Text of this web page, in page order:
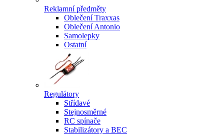
Reklamní předměty
Oblečení Traxxas
Oblečení Antonio
Samolepky
Ostatní
Regulátory
Střídavé
Stejnosměrné
RC spínače
Stabilizátory a BEC